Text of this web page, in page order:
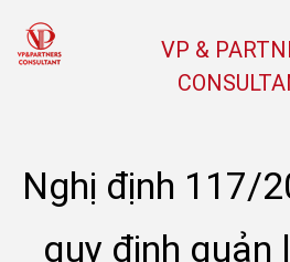
VP &
Nghị định 117/
quy định quản